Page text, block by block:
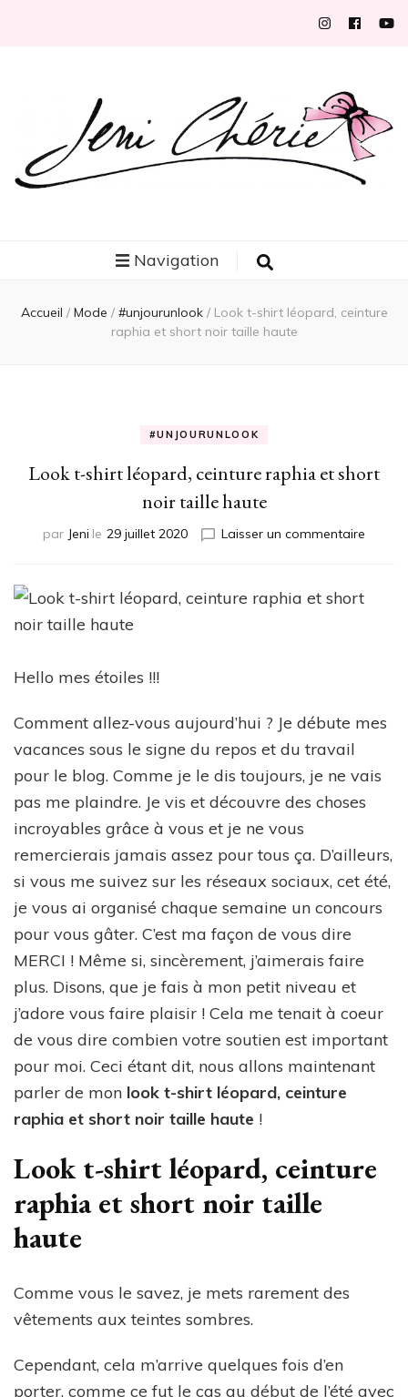
Navigation
Accueil / Mode / #unjourunlook / Look t-shirt léopard, ceinture
raphia et short noir taille haute
#UNJOURUNLOOK
Look t-shirt léopard, ceinture raphia et short
noir taille haute
par Jeni le 29 juillet 2020 Laisser un commentaire
taille
Hello mes étoiles !!!
Comment allez-vous aujourd’hui ? Je débute mes
vacances sous le signe du repos et du travail
pour le blog. Comme je le dis toujours, je ne vais
pas me plaindre. Je vis et découvre des choses
incroyables grâce à vous et je ne vous
remercierais jamais assez pour tous ça. D’ailleurs,
si vous me suivez sur les réseaux sociaux, cet été,
je vous ai organisé chaque semaine un concours
pour vous gâter. C’est ma façon de vous dire
MERCI ! Même si, sincèrement, j’aimerais faire
plus. Disons, que je fais à mon petit niveau et
j’adore vous faire plaisir ! Cela me tenait à coeur
de vous dire combien votre soutien est important
pour moi. Ceci étant dit, nous allons maintenant
parler de mon look t-shirt léopard, ceinture
raphia et short noir taille haute !
Look t-shirt léopard, ceinture
raphia et short noir taille
haute
Comme vous le savez, je mets rarement des
vêtements aux teintes sombres.
Cependant, cela m’arrive quelques fois d’en
porter, comme ce fut le cas au début de l’été avec